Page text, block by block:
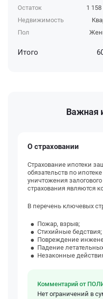
Остаток
1
Недвижимость
Пол
Итого
Важная
О страховании
Страхование ипотеки
обязательств по
уничтожения
страхования являются
В перечень ключевых
Пожар, взрыв;
Стихийные бедствия;
Повреждение
Падение
Незаконные
Комментарий от
Нет ограничений в